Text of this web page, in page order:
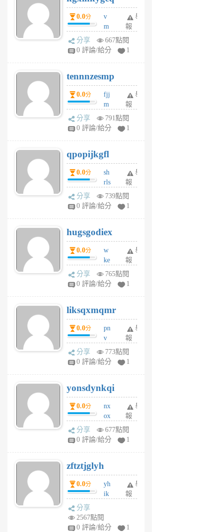
個
月
前
0.0分
v
m
sg
sr
6
個
月
前
舉
報
分享
667點閱
0 評論/給分
1
tennnzesmp
0.0分
fjj
m
w
rs
6
個
月
前
舉
報
分享
791點閱
0 評論/給分
1
qpopijkgfl
0.0分
sh
rls
k
m
6
個
月
前
舉
報
分享
739點閱
0 評論/給分
1
hugsgodiex
0.0分
w
ke
rv
pj
6
個
月
前
舉
報
分享
765點閱
0 評論/給分
1
liksqxmqmr
0.0分
pn
v
wt
sv
6
個
月
前
舉
報
分享
773點閱
0 評論/給分
1
yonsdynkqi
0.0分
nx
ox
rh
pe
月
前
舉
報
分享
677點閱
0 評論/給分
1
zftztjglyh
0.0分
yh
ik
tu
舉
報
分享
2567點閱
0 評論/給分
1